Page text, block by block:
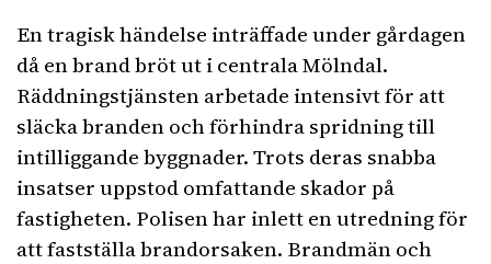
En tragisk händelse inträffade under gårdagen
då en brand bröt ut i centrala Mölndal.
Räddningstjänsten arbetade intensivt för att
släcka branden och förhindra spridning till
intilliggande byggnader. Trots deras snabba
insatser uppstod omfattande skador på
fastigheten. Polisen har inlett en utredning för
att fastställa brandorsaken. Brandmän och